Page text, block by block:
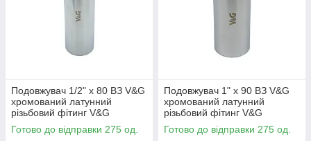
Подовжувач 1/2" x 80 ВЗ V&G
хромований латунний
різьбовий фітинг V&G
(VALOGIN) для
водопостачання та опалення
Готово до відправки 275 од.
Подовжувач 1" x 90 ВЗ V&G
хромований латунний
різьбовий фітинг V&G
(VALOGIN) для
водопостачання та опалення
Готово до відправки 275 од.